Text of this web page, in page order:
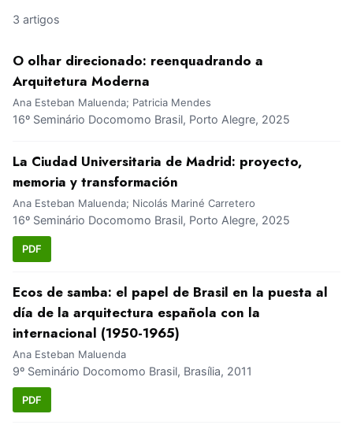
3 artigos
O olhar direcionado: reenquadrando a
Arquitetura Moderna
Ana Esteban Maluenda; Patricia Mendes
16º Seminário Docomomo Brasil, Porto Alegre, 2025
La Ciudad Universitaria de Madrid: proyecto,
memoria y transformación
Ana Esteban Maluenda; Nicolás Mariné Carretero
16º Seminário Docomomo Brasil, Porto Alegre, 2025
PDF
Ecos de samba: el papel de Brasil en la puesta al
día de la arquitectura española con la
internacional (1950-1965)
Ana Esteban Maluenda
9º Seminário Docomomo Brasil, Brasília, 2011
PDF